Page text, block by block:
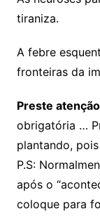
tiraniza.
A febre
fronteiras da
Preste
obrigatória …
plantando,
P.S:
após o
coloque para